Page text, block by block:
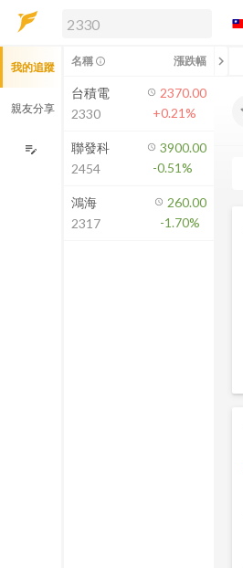
解鎖即時行情及進階功能
方案」，即可解鎖以下功能：
即時行情
即時市況與排行
成交金額熱力圖
前往方案訂閱
如何綁定合作券商
我的追蹤
親友分享
edit_note
名稱 info_outline 漲跌幅 chevron_left
台積電
2330
2370.00
+0.21%
聯發科
2454
3900.00
-0.51%
鴻海
2317
260.00
-1.70%